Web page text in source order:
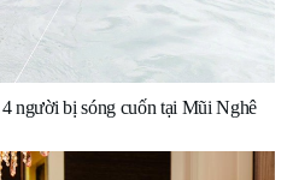
người bị sóng cuốn tại Mũi Nghê